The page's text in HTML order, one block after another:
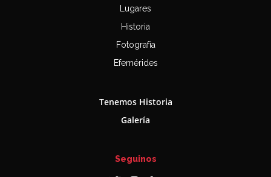
Lugares
Historia
Fotografía
Efemérides
Tenemos Historia
Galería
Seguinos